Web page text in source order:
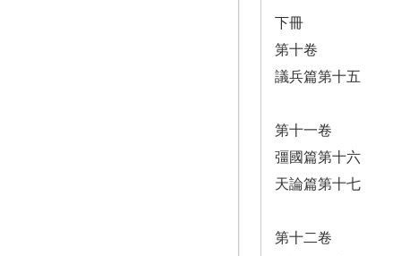
下冊
第十卷
議兵篇第十五
第十一卷
彊國篇第十六
天論篇第十七
第十二卷